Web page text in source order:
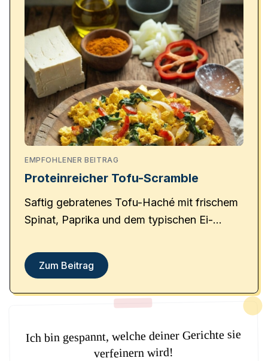
EMPFOHLENER BEITRAG
Proteinreicher Tofu-Scramble
Saftig gebratenes Tofu-Haché mit frischem
Spinat, Paprika und dem typischen Ei-
Zum Beitrag
Ich bin gespannt, welche deiner Gerichte sie
verfeinern wird!